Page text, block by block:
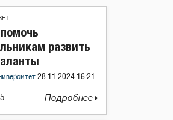
развить
28.11.2024 16:21
Подробнее